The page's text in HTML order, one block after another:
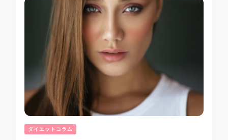
ダイエットコラム